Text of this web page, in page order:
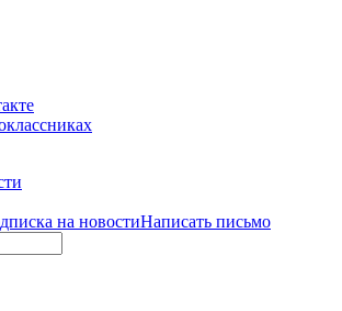
на новостиНаписать письмо